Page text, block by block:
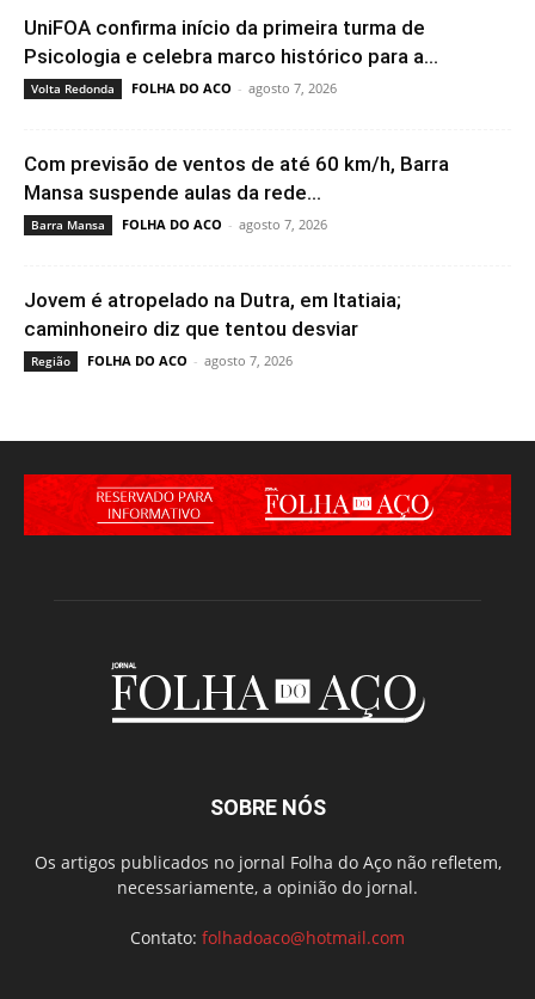
UniFOA confirma início da primeira turma de
Psicologia e celebra marco histórico para a...
Volta Redonda FOLHA DO ACO - agosto 7, 2026
Com previsão de ventos de até 60 km/h, Barra
Mansa suspende aulas da rede...
Barra Mansa FOLHA DO ACO - agosto 7, 2026
Jovem é atropelado na Dutra, em Itatiaia;
caminhoneiro diz que tentou desviar
Região FOLHA DO ACO - agosto 7, 2026
SOBRE NÓS
Os artigos publicados no jornal Folha do Aço não refletem,
necessariamente, a opinião do jornal.
Contato: folhadoaco@hotmail.com